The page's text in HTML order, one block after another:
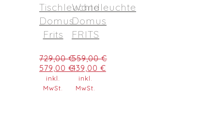
Tischleuchte
Domus
Frits
729,00€
Ursprünglicher
Preis
war:
579,00 €
Aktueller
Preis
inkl.
MwSt.
Wandleuchte
Domus
FRITS
559,00€
Ursprünglicher
Preis
war:
439,00 €
Aktueller
Preis
inkl.
MwSt.